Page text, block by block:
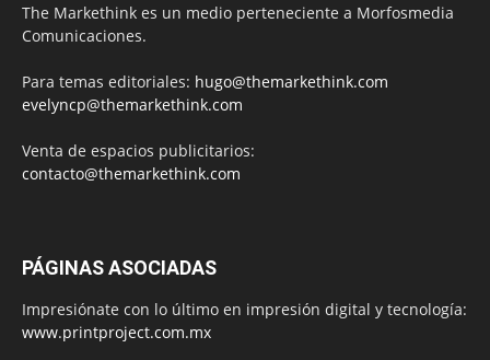
The Markethink es un medio perteneciente a Morfosmedia
Comunicaciones.
Para temas editoriales: hugo@themarkethink.com
evelyncp@themarkethink.com
Venta de espacios publicitarios:
contacto@themarkethink.com
PÁGINAS ASOCIADAS
Impresiónate con lo último en impresión digital y tecnología:
www.printproject.com.mx